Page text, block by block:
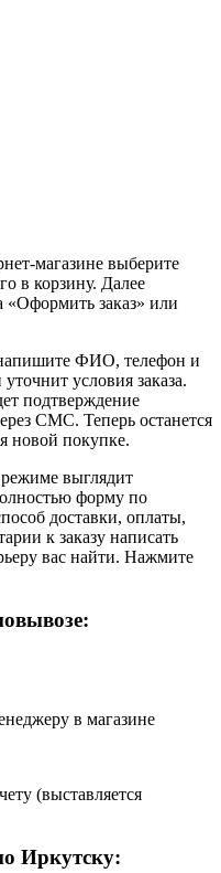
магазине выберите
в корзину. Далее
заказ» или
ФИО, телефон и
условия заказа.
подтверждение
СМС. Теперь останется
новой покупке.
выглядит
форму по
доставки, оплаты,
к заказу написать
вас найти. Нажмите
в магазине
(выставляется
Иркутску: